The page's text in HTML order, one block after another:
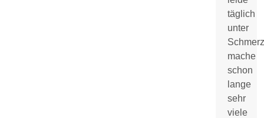
täglich
unter
mache
schon
lange
sehr
viele